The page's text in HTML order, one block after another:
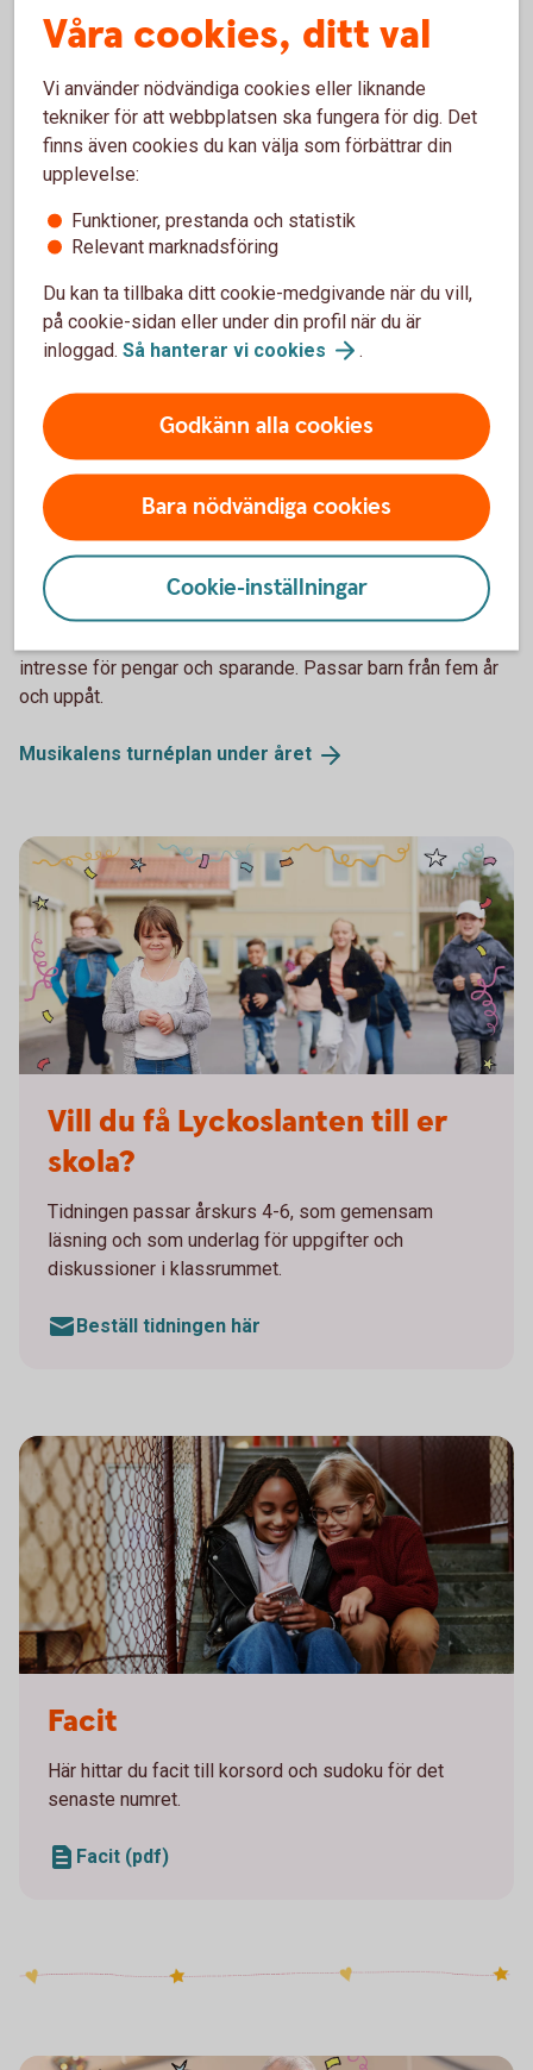
Från spargris till Swish - 100 år
med Lyckoslanten
Välkommen att besöka jubileumsutställningen som handlar
om barn och pengar. Den öppnar 21 februari och kan ses på
plats eller digitalt.
Tumbabruksmuseum
Spara och Slösa
Musikal med Spara & Slösa
intresse för pengar och sparande. Passar barn från fem år
och uppåt.
Musikalens turnéplan under året
Vill du få Lyckoslanten till er
skola?
Tidningen passar årskurs 4-6, som gemensam
läsning och som underlag för uppgifter och
diskussioner i klassrummet.
Beställ tidningen här
Facit
Här hittar du facit till korsord och sudoku för det
senaste numret.
Facit (pdf)
Våra cookies, ditt val
Vi använder nödvändiga cookies eller liknande
tekniker för att webbplatsen ska fungera för dig. Det
finns även cookies du kan välja som förbättrar din
upplevelse:
Funktioner, prestanda och statistik
Relevant marknadsföring
Du kan ta tillbaka ditt cookie-medgivande när du vill,
på cookie-sidan eller under din profil när du är
inloggad. Så hanterar vi cookies .
Godkänn alla cookies
Bara nödvändiga cookies
Cookie-inställningar